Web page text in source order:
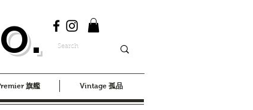
旗艦 Vintage 孤品